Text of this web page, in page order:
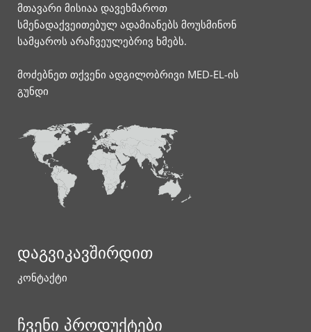
მთავარი მისიაა დავეხმაროთ
სმენადაქვეითებულ ადამიანებს მოუსმინონ
სამყაროს არაჩვეულებრივ ხმებს.
მოძებნეთ თქვენი ადგილობრივი MED-EL-ის
გუნდი
დაგვიკავშირდით
კონტაქტი
ჩვენი პროდუქტები